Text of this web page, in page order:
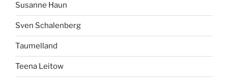
Susanne Haun
Sven Schalenberg
Taumelland
Teena Leitow